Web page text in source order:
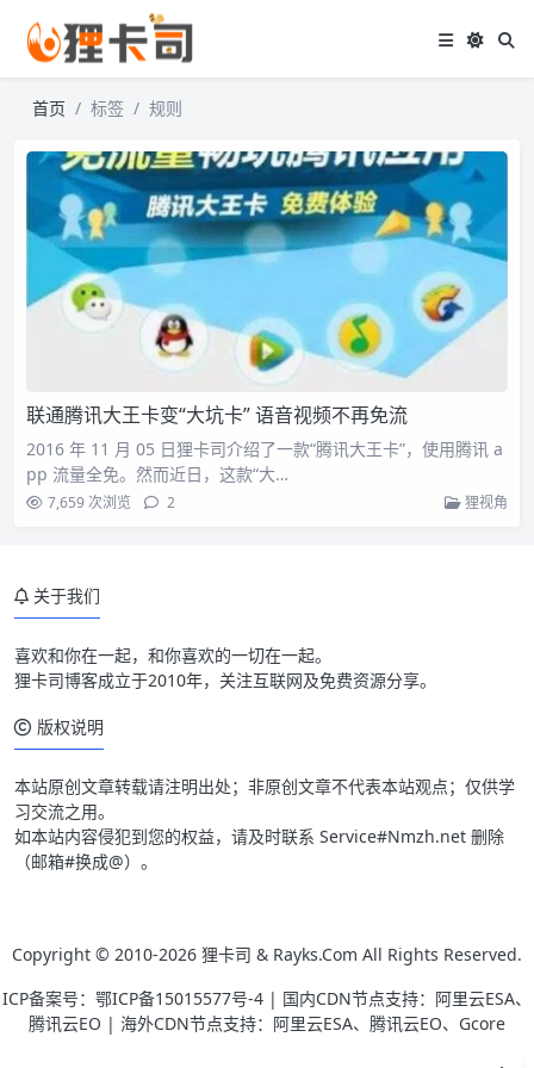
首页 标签 规则
联通腾讯大王卡变“大坑卡” 语音视频不再免流
2016 年 11 月 05 日狸卡司介绍了一款“腾讯大王卡”，使用腾讯 a
pp 流量全免。然而近日，这款“大…
7,659 次浏览 2 狸视角
关于我们
喜欢和你在一起，和你喜欢的一切在一起。
狸卡司博客成立于2010年，关注互联网及免费资源分享。
版权说明
本站原创文章转载请注明出处；非原创文章不代表本站观点；仅供学
习交流之用。
如本站内容侵犯到您的权益，请及时联系 Service#Nmzh.net 删除
（邮箱#换成@）。
Copyright © 2010-2026 狸卡司 & Rayks.Com All Rights Reserved.
ICP备案号： 鄂ICP备15015577号-4 | 国内CDN节点支持：阿里云ESA、
腾讯云EO | 海外CDN节点支持：阿里云ESA、腾讯云EO、Gcore